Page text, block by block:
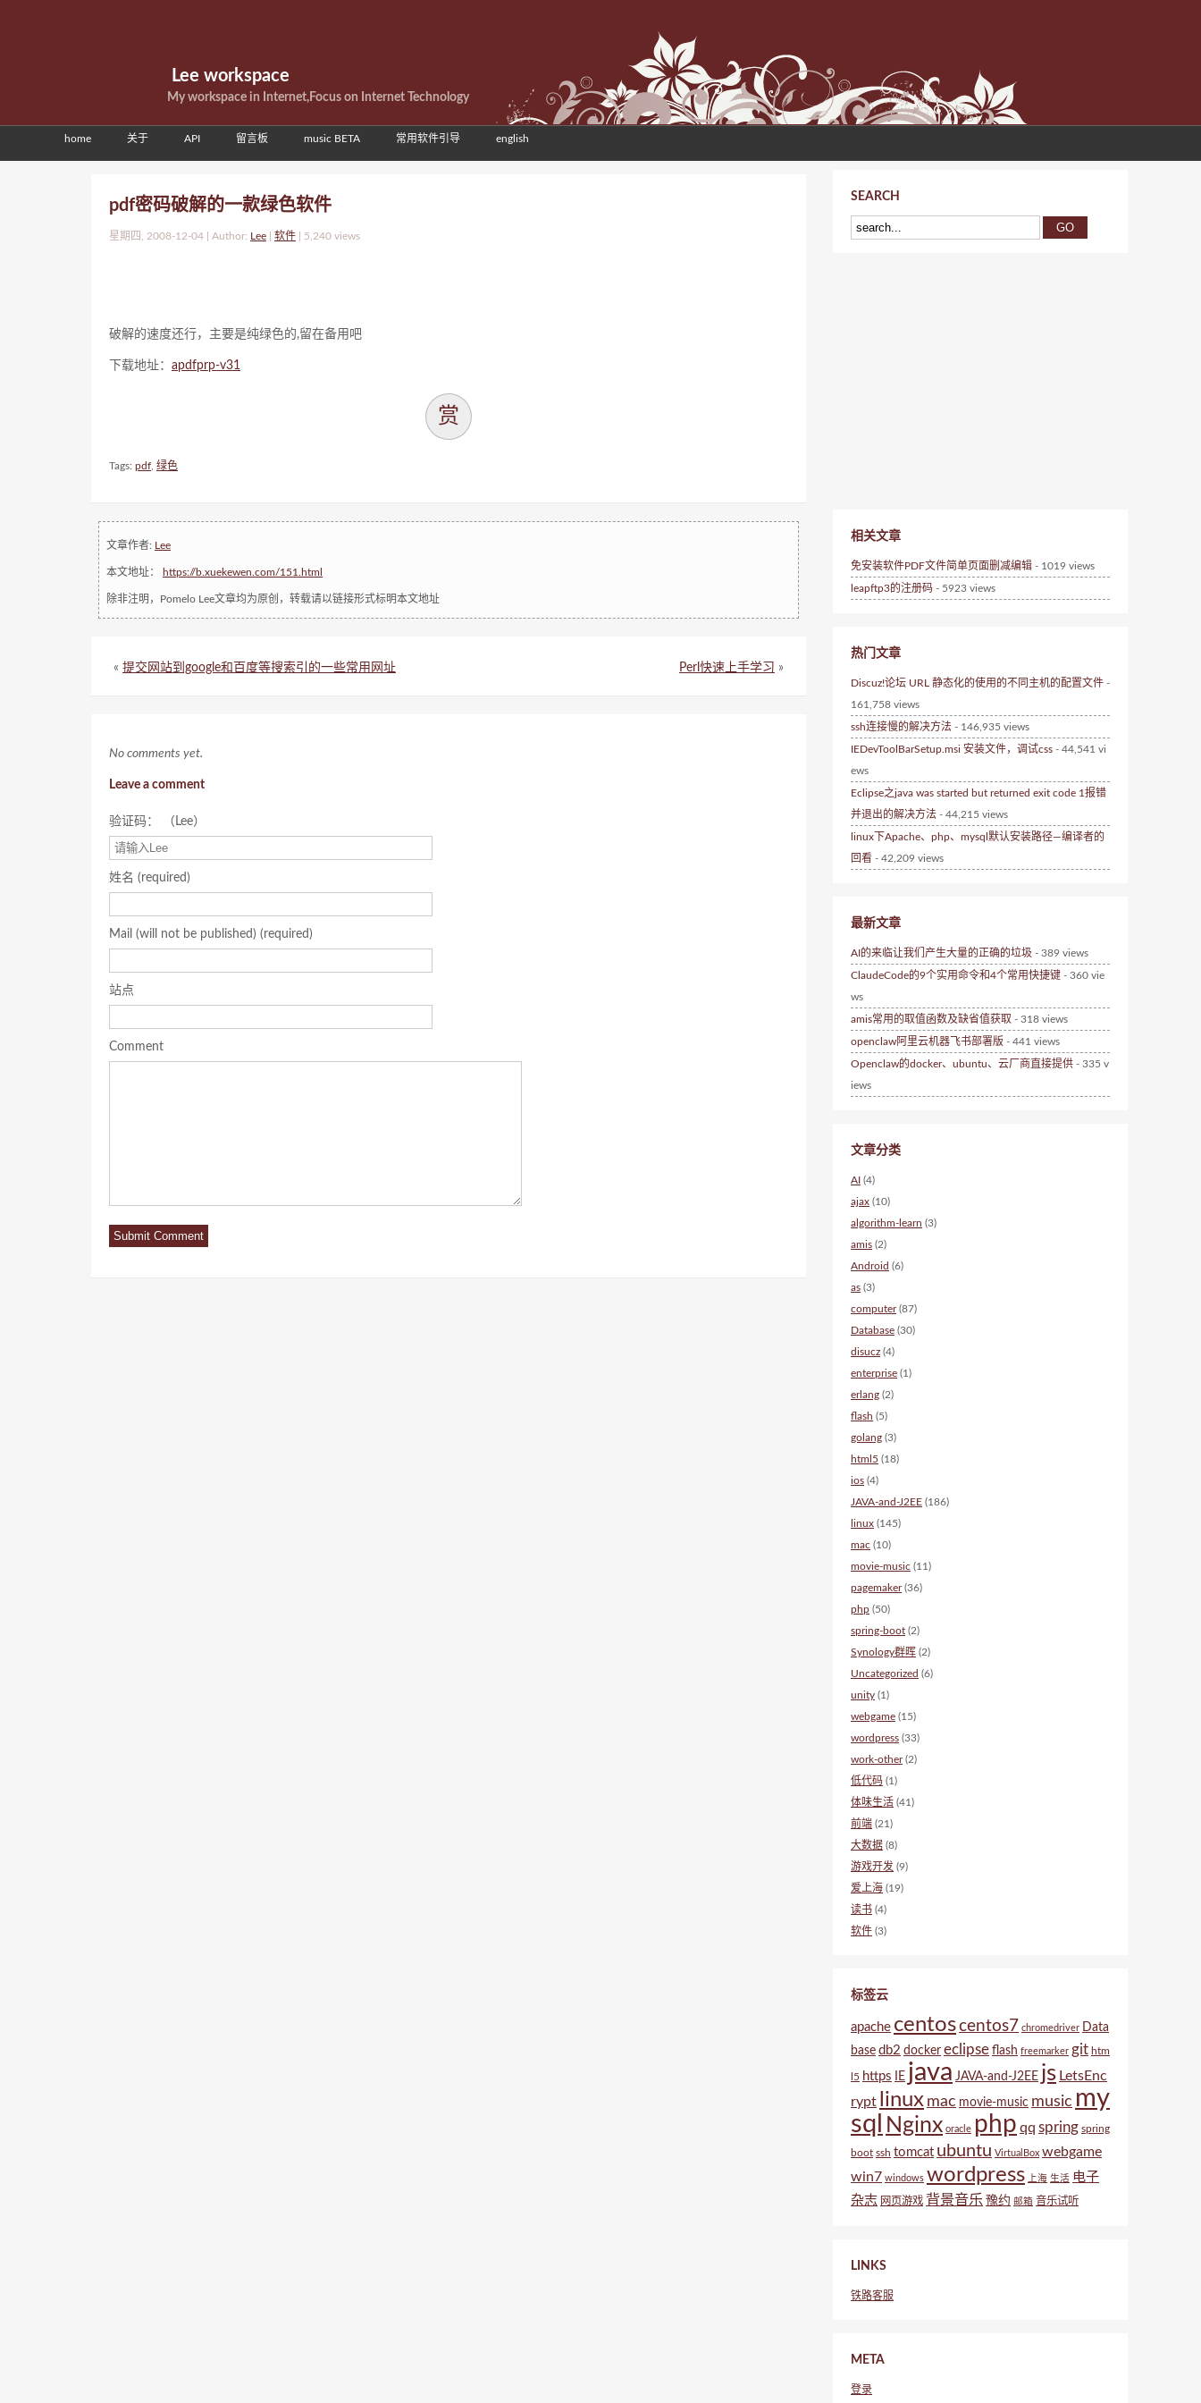
Lee workspace
My workspace in Internet,Focus on Internet Technology
home 关于 API 留言板 music BETA 常用软件引导 english
pdf密码破解的一款绿色软件
星期四, 2008-12-04 | Author: Lee 软件 5,240 views
破解的速度还行，主要是纯绿色的,留在备用吧
下载地址： apdfprp-v31
赏
Tags: pdf 绿色
文章作者: Lee
本文地址： https://b.xuekewen.com/151.html
除非注明，Pomelo Lee文章均为原创，转载请以链接形式标明本文地址
« 提交网站到google和百度等搜索引的一些常用网址 Perl快速上手学习 »
No comments yet.
Leave a comment
验证码： （Lee）
姓名 (required)
Mail (will not be published) (required)
站点
Comment
SEARCH
相关文章
免安装软件PDF文件简单页面删减编辑 - 1019 views
leapftp3的注册码 - 5923 views
热门文章
Discuz!论坛 URL 静态化的使用的不同主机的配置文件 -
161,758 views
ssh连接慢的解决方法 - 146,935 views
IEDevToolBarSetup.msi 安装文件，调试css - 44,541 vi
ews
Eclipse之java was started but returned exit code 1报错
并退出的解决方法 - 44,215 views
linux下Apache、php、mysql默认安装路径—编译者的
回看 - 42,209 views
最新文章
AI的来临让我们产生大量的正确的垃圾 - 389 views
ClaudeCode的9个实用命令和4个常用快捷键 - 360 vie
ws
amis常用的取值函数及缺省值获取 - 318 views
openclaw阿里云机器飞书部署版 - 441 views
Openclaw的docker、ubuntu、云厂商直接提供 - 335 v
iews
文章分类
AI (4)
ajax (10)
algorithm-learn (3)
amis (2)
Android (6)
as (3)
computer(87)
Database (30)
disucz (4)
enterprise (1)
erlang (2)
flash (5)
golang (3)
html5 (18)
ios (4)
JAVA-and-J2EE (186)
linux (145)
mac (10)
movie-music (11)
pagemaker(36)
php (50)
spring-boot (2)
Synology群晖 (2)
Uncategorized (6)
unity (1)
webgame (15)
wordpress (33)
work-other(2)
低代码 (1)
体味生活 (41)
前端 (21)
大数据 (8)
游戏开发 (9)
爱上海 (19)
读书 (4)
软件 (3)
标签云
apache centoscentos7 chromedriver Data
base db2 docker eclipse flash freemarker git htm
l5 https IE java JAVA-and-J2EE js LetsEnc
rypt
linux mac movie-music music my
sql Nginx oracle php qq spring spring
boot ssh tomcat ubuntu VirtualBox webgame
win7 windows wordpress 上海 生活 电子
杂志 网页游戏 背景音乐 豫约 邮箱 音乐试听
LINKS
铁路客服
META
登录